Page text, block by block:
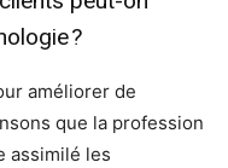
?
améliorer de
que la profession
assimilé les